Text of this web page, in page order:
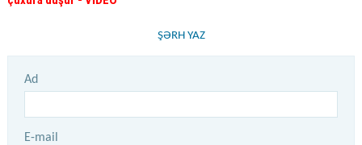
ŞƏRH YAZ
Ad
E-mail